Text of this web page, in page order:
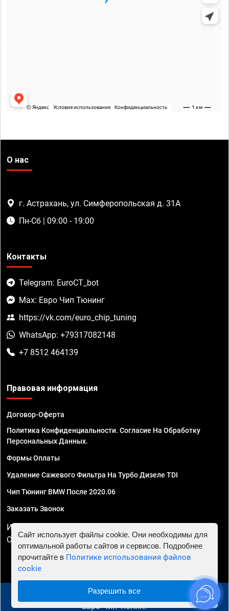
О нас
г. Астрахань, ул. Симферопольская д. 31А
Пн-Сб | 09:00 - 19:00
Контакты
Telegram: EuroCT_bot
Max: Евро Чип Тюнинг
https://vk.com/euro_chip_tuning
WhatsApp: +79317082148
+7 8512 464139
Правовая информация
Договор-Оферта
Политика Конфиденциальности. Согласие На Обработку
Персональных Данных.
Формы Оплаты
Удаление Сажевого Фильтра На Турбо Дизеле TDI
Чип Тюнинг BMW После 2020.06
Заказать Звонок
ИП Смирнов Георгий Павлович. ИНН 781302555843,
ОГРНИП 324470400032610
© 2010 - 2026 Чип тюнинг в Астрахани - Автосервис
"Евро Чип Тюнинг"
Сайт использует файлы cookie. Они необходимы для
оптимальной работы сайтов и сервисов. Подробнее
прочитайте в Политике использования файлов
cookie
Разрешить все